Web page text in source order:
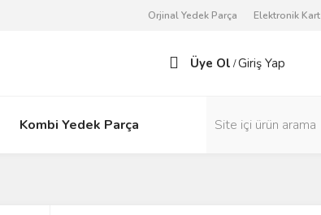
Orjinal Yedek Parça Elektronik Kart
Üye Ol /Giriş Yap
Kombi Yedek Parça